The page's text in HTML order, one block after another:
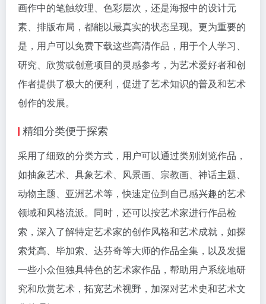
画作中的笔触纹理、色彩层次，还是海报中的设计元
素、排版布局，都能以最真实的状态呈现。更为重要的
是，用户可以免费下载这些高清作品，用于个人学习、
研究、欣赏或创意项目的灵感参考，为艺术爱好者和创
作者提供了极大的便利，促进了艺术知识的普及和艺术
创作的发展。
精细分类便于探索
采用了细致的分类方式，用户可以通过类别浏览作品，
如抽象艺术、具象艺术、风景画、宗教画、神话主题、
动物主题、亚洲艺术等，快速定位到自己感兴趣的艺术
领域和风格流派。同时，还可以按艺术家进行作品检
索，深入了解特定艺术家的创作风格和艺术成就，如探
索梵高、毕加索、达芬奇等大师的作品全集，以及发掘
一些小众但独具特色的艺术家作品，帮助用户系统地研
究和欣赏艺术，拓宽艺术视野，加深对艺术史和艺术文